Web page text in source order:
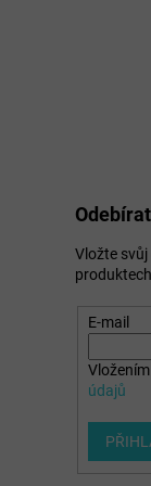
Vložte
E-mail
údajů